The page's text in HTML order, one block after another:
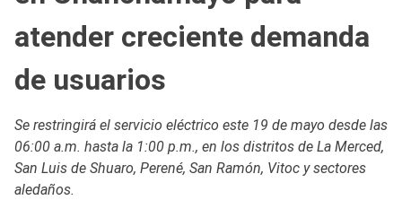
atender creciente demanda
de usuarios
Se restringirá el servicio eléctrico este 19 de mayo desde las
06:00 a.m. hasta la 1:00 p.m., en los distritos de La Merced,
San Luis de Shuaro, Perené, San Ramón, Vitoc y sectores
aledaños.